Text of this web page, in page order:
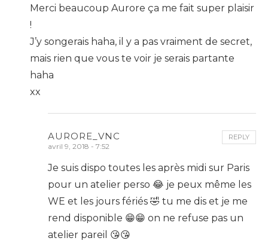
Merci beaucoup Aurore ça me fait super plaisir
!
J’y songerais haha, il y a pas vraiment de secret,
mais rien que vous te voir je serais partante
haha
xx
AURORE_VNC
avril 9, 2018 - 7:52
Je suis dispo toutes les après midi sur Paris
pour un atelier perso 😂 je peux même les
WE et les jours fériés 🤣 tu me dis et je me
rend disponible 😁😁 on ne refuse pas un
atelier pareil 😘😘
REPLY